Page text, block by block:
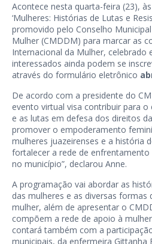
Acontece nesta quarta-feira (23),
‘Mulheres: Histórias de Lutas e
promovido pelo Conselho
Mulher (CMDDM) para marcar as
Internacional da Mulher, celebrado
interessados ainda podem se
através do formulário eletrônico
De acordo com a presidente do
evento virtual visa contribuir para
e as lutas em defesa dos direitos
promover o empoderamento
mulheres juazeirenses e a história
fortalecer a rede de
no município”, declarou Anne.
A programação vai abordar as
das mulheres e as diversas formas
mulher, além de apresentar o
compõem a rede de apoio à
contará também com a
municipais, da enfermeira Gittanha